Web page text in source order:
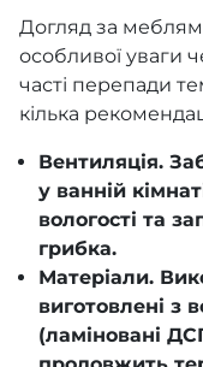
Догляд за
особливої уваги
часті перепади
кілька
Вентиляція.
у ванній
вологості та
грибка.
Матеріали.
виготовлені з
(ламіновані